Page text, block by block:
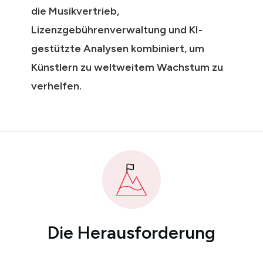
die Musikvertrieb,
Lizenzgebührenverwaltung und KI-
gestützte Analysen kombiniert, um
Künstlern zu weltweitem Wachstum zu
verhelfen.
Die Herausforderung